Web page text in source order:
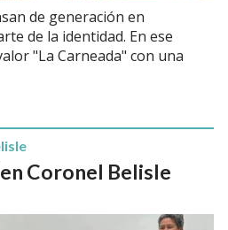
de generación en
de la identidad. En ese
"La Carneada" con una
Coronel Belisle